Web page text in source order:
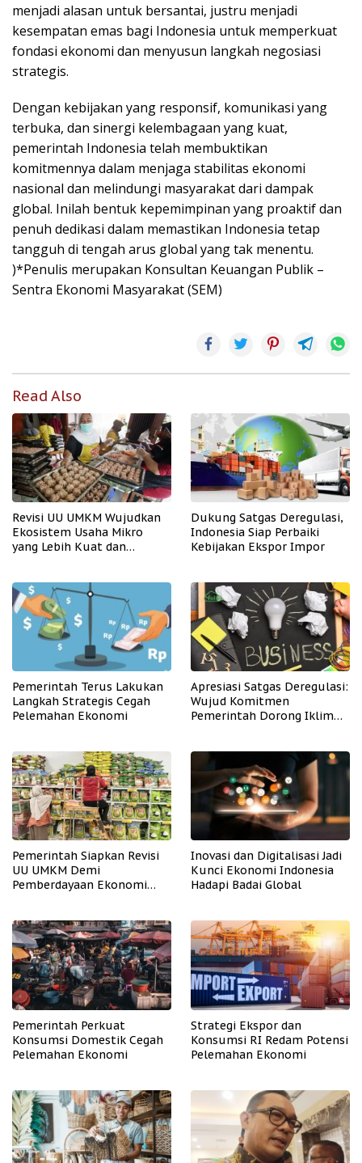
menjadi alasan untuk bersantai, justru menjadi
kesempatan emas bagi Indonesia untuk memperkuat
fondasi ekonomi dan menyusun langkah negosiasi
strategis.
Dengan kebijakan yang responsif, komunikasi yang
terbuka, dan sinergi kelembagaan yang kuat,
pemerintah Indonesia telah membuktikan
komitmennya dalam menjaga stabilitas ekonomi
nasional dan melindungi masyarakat dari dampak
global. Inilah bentuk kepemimpinan yang proaktif dan
penuh dedikasi dalam memastikan Indonesia tetap
tangguh di tengah arus global yang tak menentu.
)*Penulis merupakan Konsultan Keuangan Publik –
Sentra Ekonomi Masyarakat (SEM)
Read Also
Revisi UU UMKM Wujudkan
Ekosistem Usaha Mikro
yang Lebih Kuat dan
Dukung Satgas Deregulasi,
Indonesia Siap Perbaiki
Kebijakan Ekspor Impor
Pemerintah Terus Lakukan
Langkah Strategis Cegah
Pelemahan Ekonomi
Apresiasi Satgas Deregulasi:
Wujud Komitmen
Pemerintah Dorong Iklim
Pemerintah Siapkan Revisi
UU UMKM Demi
Pemberdayaan Ekonomi
Inovasi dan Digitalisasi Jadi
Kunci Ekonomi Indonesia
Hadapi Badai Global
Pemerintah Perkuat
Konsumsi Domestik Cegah
Pelemahan Ekonomi
Strategi Ekspor dan
Konsumsi RI Redam Potensi
Pelemahan Ekonomi